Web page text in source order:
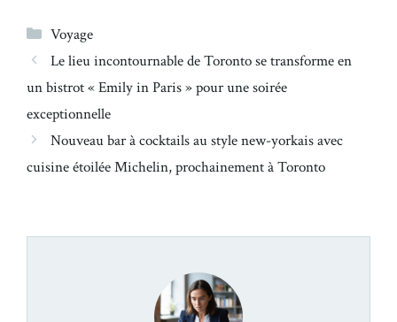
Catégories
Voyage
Le lieu incontournable de Toronto se transforme en
un bistrot « Emily in Paris » pour une soirée
exceptionnelle
Nouveau bar à cocktails au style new-yorkais avec
cuisine étoilée Michelin, prochainement à Toronto